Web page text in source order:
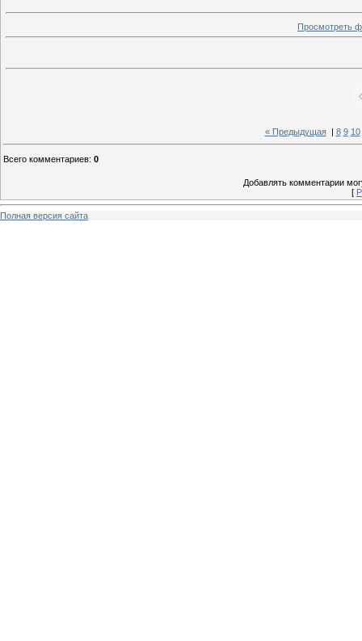
Просмотреть
« Предыдущая| 8 9 10
Всего комментариев: 0
Добавлять комментарии
[
Полная версия сайта